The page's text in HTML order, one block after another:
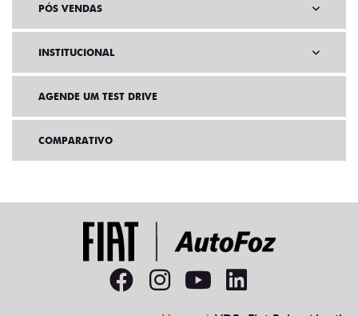
PÓS VENDAS
INSTITUCIONAL
AGENDE UM TEST DRIVE
COMPARATIVO